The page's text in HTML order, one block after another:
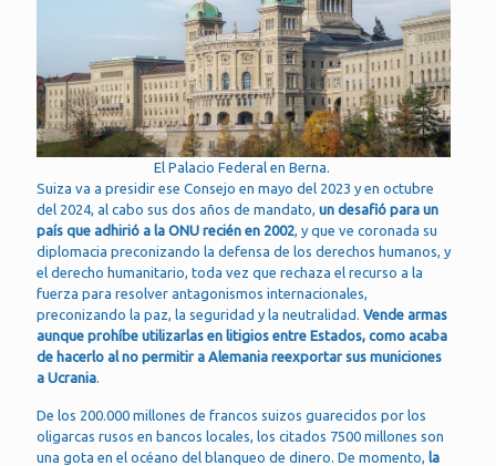
El Palacio Federal en Berna.
Suiza va a presidir ese Consejo en mayo del 2023 y en octubre
del 2024, al cabo sus dos años de mandato, un desafió para un
país que adhirió a la ONU recién en 2002, y que ve coronada su
diplomacia preconizando la defensa de los derechos humanos, y
el derecho humanitario, toda vez que rechaza el recurso a la
fuerza para resolver antagonismos internacionales,
preconizando la paz, la seguridad y la neutralidad. Vende armas
aunque prohíbe utilizarlas en litigios entre Estados, como acaba
de hacerlo al no permitir a Alemania reexportar sus municiones
a Ucrania.
De los 200.000 millones de francos suizos guarecidos por los
oligarcas rusos en bancos locales, los citados 7500 millones son
una gota en el océano del blanqueo de dinero. De momento, la